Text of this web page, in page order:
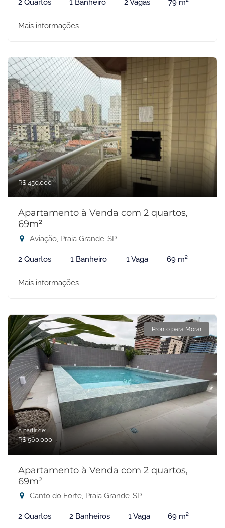
2 Quartos 1 Banheiro 2 Vagas 79 m²
Mais informações
R$ 450.000
Apartamento à Venda com 2 quartos,
69m²
Aviação, Praia Grande-SP
2 Quartos 1 Banheiro 1 Vaga 69 m²
Mais informações
Pronto para Morar
A partir de:
R$ 560.000
Apartamento à Venda com 2 quartos,
69m²
Canto do Forte, Praia Grande-SP
2 Quartos 2 Banheiros 1 Vaga 69 m²